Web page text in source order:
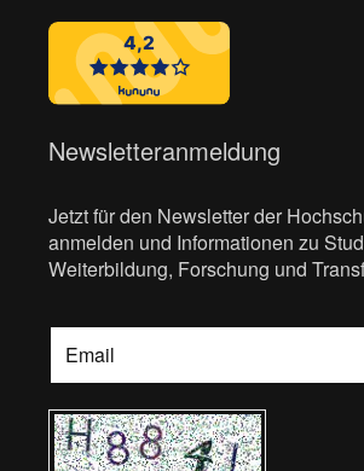
Newsletteranmeldung
Jetzt für den Newsletter der
anmelden und Informationen zu
Weiterbildung, Forschung und